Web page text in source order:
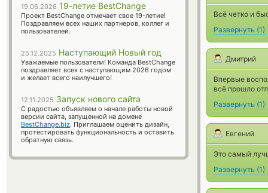
Всё четко и
Развернуть (1)
Дмитрий
Впервые
всё прошло
Развернуть (1)
Евгений
Это самый
Развернуть (1)
19.06.2026 19-летие BestChange
Проект BestChange отмечает свое 19-летие!
Поздравляем всех наших партнеров, коллег и
пользователей.
25.12.2025 Наступающий Новый год
Уважаемые пользователи! Команда BestChange
поздравляет всех с наступающим 2026 годом
и желает всего наилучшего!
12.11.2025 Запуск нового сайта
С радостью объявляем о начале работы новой
версии сайта, запущенной на домене
BestChange.biz. Приглашаем оценить дизайн,
протестировать функциональность и оставить
обратную связь.